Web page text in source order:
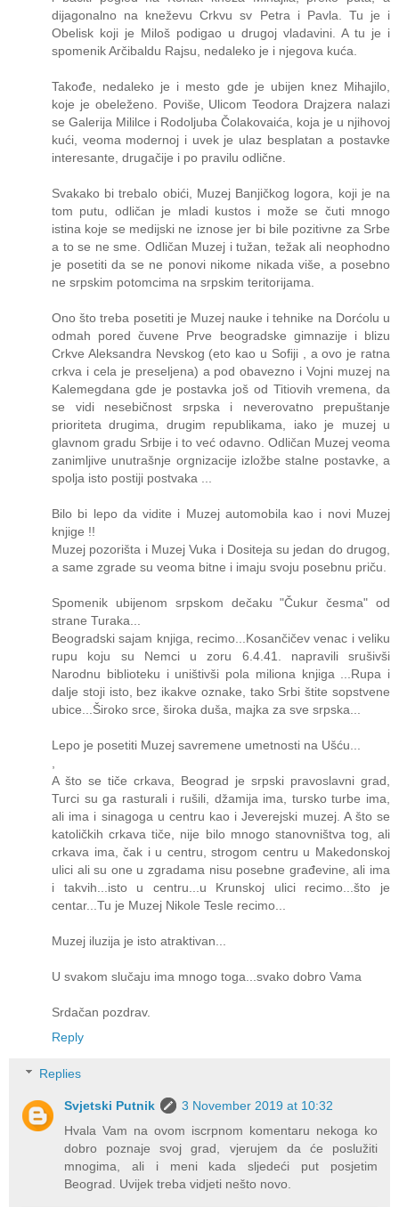
dijagonalno na kneževu Crkvu sv Petra i Pavla. Tu je i
Obelisk koji je Miloš podigao u drugoj vladavini. A tu je i
spomenik Arčibaldu Rajsu, nedaleko je i njegova kuća.
Takođe, nedaleko je i mesto gde je ubijen knez Mihajilo,
koje je obeleženo. Poviše, Ulicom Teodora Drajzera nalazi
se Galerija Mililce i Rodoljuba Čolakovaića, koja je u njihovoj
kući, veoma modernoj i uvek je ulaz besplatan a postavke
interesante, drugačije i po pravilu odlične.
Svakako bi trebalo obići, Muzej Banjičkog logora, koji je na
tom putu, odličan je mladi kustos i može se čuti mnogo
istina koje se medijski ne iznose jer bi bile pozitivne za Srbe
a to se ne sme. Odličan Muzej i tužan, težak ali neophodno
je posetiti da se ne ponovi nikome nikada više, a posebno
ne srpskim potomcima na srpskim teritorijama.
Ono što treba posetiti je Muzej nauke i tehnike na Dorćolu u
odmah pored čuvene Prve beogradske gimnazije i blizu
Crkve Aleksandra Nevskog (eto kao u Sofiji , a ovo je ratna
crkva i cela je preseljena) a pod obavezno i Vojni muzej na
Kalemegdana gde je postavka još od Titiovih vremena, da
se vidi nesebičnost srpska i neverovatno prepuštanje
prioriteta drugima, drugim republikama, iako je muzej u
glavnom gradu Srbije i to već odavno. Odličan Muzej veoma
zanimljive unutrašnje orgnizacije izložbe stalne postavke, a
spolja isto postiji postvaka ...
Bilo bi lepo da vidite i Muzej automobila kao i novi Muzej
knjige !!
Muzej pozorišta i Muzej Vuka i Dositeja su jedan do drugog,
a same zgrade su veoma bitne i imaju svoju posebnu priču.
Spomenik ubijenom srpskom dečaku "Čukur česma" od
strane Turaka...
Beogradski sajam knjiga, recimo...Kosančičev venac i veliku
rupu koju su Nemci u zoru 6.4.41. napravili srušivši
Narodnu biblioteku i uništivši pola miliona knjiga ...Rupa i
dalje stoji isto, bez ikakve oznake, tako Srbi štite sopstvene
ubice...Široko srce, široka duša, majka za sve srpska...
Lepo je posetiti Muzej savremene umetnosti na Ušću...
A što se tiče crkava, Beograd je srpski pravoslavni grad,
Turci su ga rasturali i rušili, džamija ima, tursko turbe ima,
ali ima i sinagoga u centru kao i Jeverejski muzej. A što se
katoličkih crkava tiče, nije bilo mnogo stanovništva tog, ali
crkava ima, čak i u centru, strogom centru u Makedonskoj
ulici ali su one u zgradama nisu posebne građevine, ali ima
i takvih...isto u centru...u Krunskoj ulici recimo...što je
centar...Tu je Muzej Nikole Tesle recimo...
Muzej iluzija je isto atraktivan...
U svakom slučaju ima mnogo toga...svako dobro Vama
Srdačan pozdrav.
Reply
Replies
Svjetski Putnik
3 November 2019 at 10:32
Hvala Vam na ovom iscrpnom komentaru nekoga ko
dobro poznaje svoj grad, vjerujem da će poslužiti
mnogima, ali i meni kada sljedeći put posjetim
Beograd. Uvijek treba vidjeti nešto novo.